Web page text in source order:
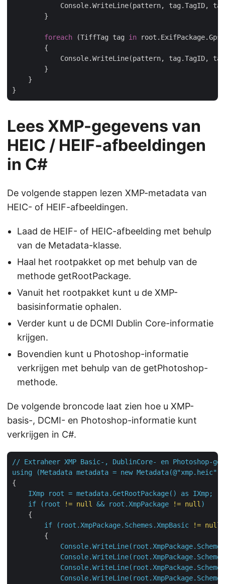
Console.WriteLine(pattern, tag.TagID,
        }
foreach (TiffTag tag in
        {
Console.WriteLine(pattern, tag.TagID,
        }
    }
Lees XMP-gegevens van
HEIC / HEIF-afbeeldingen
in C#
De volgende stappen lezen XMP-metadata van
HEIC- of HEIF-afbeeldingen.
Laad de HEIF- of HEIC-afbeelding met behulp
van de Metadata-klasse.
Haal het rootpakket op met behulp van de
methode getRootPackage.
Vanuit het rootpakket kunt u de XMP-
basisinformatie ophalen.
Verder kunt u de DCMI Dublin Core-informatie
krijgen.
Bovendien kunt u Photoshop-informatie
verkrijgen met behulp van de getPhotoshop-
methode.
De volgende broncode laat zien hoe u XMP-
basis-, DCMI- en Photoshop-informatie kunt
verkrijgen in C#.
// Extraheer XMP Basic-, DublinCore- en Photoshop-
using
(Metadata metadata = new Metadata(@"xmp.heic"))
{
IXmp
root = metadata.GetRootPackage() as
IXmp;
if
(root != null && root.XmpPackage != null )
    {
if
(root.XmpPackage.Schemes.XmpBasic != null
        {